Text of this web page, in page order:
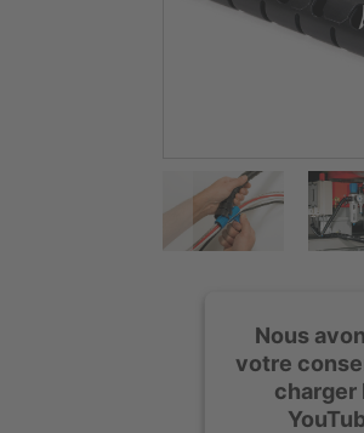
Nous
votre
charger